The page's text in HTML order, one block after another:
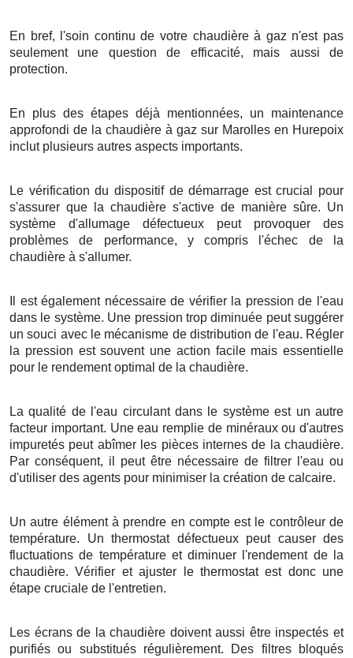
En bref, l'soin continu de votre chaudière à gaz n'est pas
seulement une question de efficacité, mais aussi de
protection.
En plus des étapes déjà mentionnées, un maintenance
approfondi de la chaudière à gaz sur Marolles en Hurepoix
inclut plusieurs autres aspects importants.
Le vérification du dispositif de démarrage est crucial pour
s'assurer que la chaudière s'active de manière sûre. Un
système d'allumage défectueux peut provoquer des
problèmes de performance, y compris l'échec de la
chaudière à s'allumer.
Il est également nécessaire de vérifier la pression de l'eau
dans le système. Une pression trop diminuée peut suggérer
un souci avec le mécanisme de distribution de l'eau. Régler
la pression est souvent une action facile mais essentielle
pour le rendement optimal de la chaudière.
La qualité de l'eau circulant dans le système est un autre
facteur important. Une eau remplie de minéraux ou d'autres
impuretés peut abîmer les pièces internes de la chaudière.
Par conséquent, il peut être nécessaire de filtrer l'eau ou
d'utiliser des agents pour minimiser la création de calcaire.
Un autre élément à prendre en compte est le contrôleur de
température. Un thermostat défectueux peut causer des
fluctuations de température et diminuer l'rendement de la
chaudière. Vérifier et ajuster le thermostat est donc une
étape cruciale de l'entretien.
Les écrans de la chaudière doivent aussi être inspectés et
purifiés ou substitués régulièrement. Des filtres bloqués